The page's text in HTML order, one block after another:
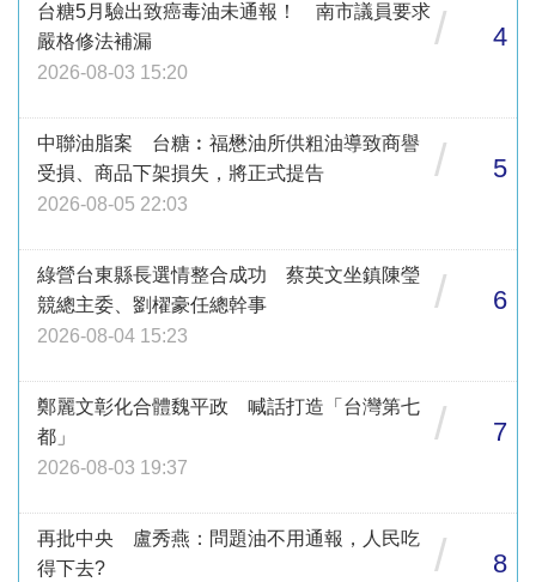
台糖5月驗出致癌毒油未通報！ 南市議員要求
嚴格修法補漏
2026-08-03 15:20
/ 4
中聯油脂案 台糖︰福懋油所供粗油導致商譽
受損、商品下架損失，將正式提告
2026-08-05 22:03
/ 5
綠營台東縣長選情整合成功 蔡英文坐鎮陳瑩
競總主委、劉櫂豪任總幹事
2026-08-04 15:23
/ 6
鄭麗文彰化合體魏平政 喊話打造「台灣第七
都」
2026-08-03 19:37
/ 7
再批中央 盧秀燕：問題油不用通報，人民吃
得下去?
/ 8